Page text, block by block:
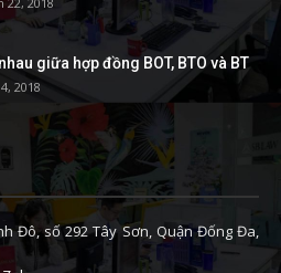
giữa hợp đồng BOT, BTO và BT
2018
Đô, số 292 Tây Sơn, Quận Đống Đa,